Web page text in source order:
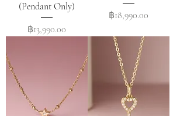
(Pendant Only)
Price
฿13,990.00
Price
฿18,990.00